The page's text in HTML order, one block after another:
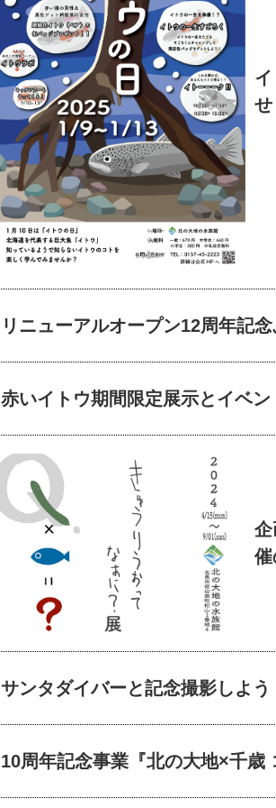
リニューアルオープン12周年記
赤いイトウ期間限定展示とイベ
企
サンタダイバーと記念撮影しよ
10周年記念事業『北の大地×千